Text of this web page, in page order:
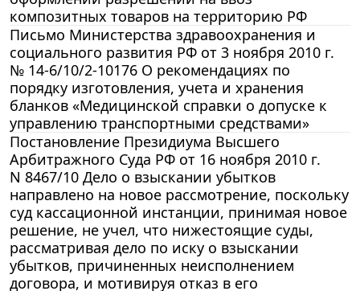
композитных товаров на территорию РФ
Письмо Министерства здравоохранения и
социального развития РФ от 3 ноября 2010 г.
№ 14-6/10/2-10176 О рекомендациях по
порядку изготовления, учета и хранения
бланков «Медицинской справки о допуске к
управлению транспортными средствами»
Постановление Президиума Высшего
Арбитражного Суда РФ от 16 ноября 2010 г.
N 8467/10 Дело о взыскании убытков
направлено на новое рассмотрение, поскольку
суд кассационной инстанции, принимая новое
решение, не учел, что нижестоящие суды,
рассматривая дело по иску о взыскании
убытков, причиненных неисполнением
договора, и мотивируя отказ в его